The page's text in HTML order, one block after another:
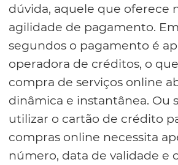
dúvida, aquele que oferece
agilidade de pagamento.
segundos o pagamento é
operadora de créditos, o
compra de serviços online
dinâmica e instantânea. Ou
utilizar o cartão de crédito
compras online necessita
número, data de validade e